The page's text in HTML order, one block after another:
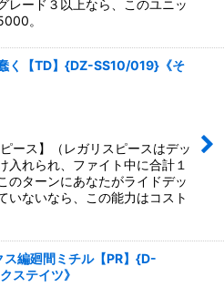
レード３以上なら、このユニッ
。
く【TD】{DZ-SS10/019}《そ
ス】（レガリスピースはデッ
入れられ、ファイト中に合計１
のターンにあなたがライドデッ
いないなら、この能力はコスト
編廻間ミチル【PR】{D-
ステイツ》